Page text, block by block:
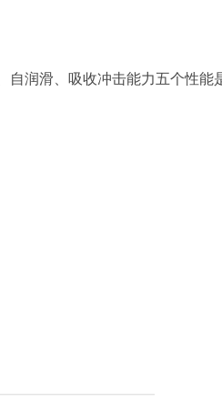
自润滑、吸收冲击能力五个性能